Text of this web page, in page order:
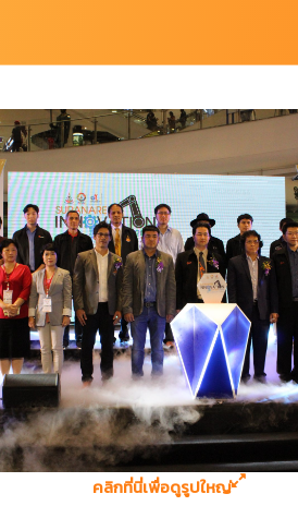
คลิกที่นี่เพื่อดูรูปใหญ่